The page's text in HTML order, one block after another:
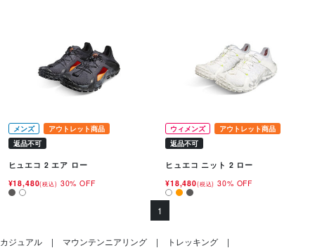
メンズ
アウトレット商品
返品不可
ヒュエコ 2 エア ロー
¥18,480(税込) 30% OFF
ウィメンズ
アウトレット商品
返品不可
ヒュエコ ニット 2 ロー
¥18,480(税込) 30% OFF
1
カジュアル マウンテンニアリング トレッキング